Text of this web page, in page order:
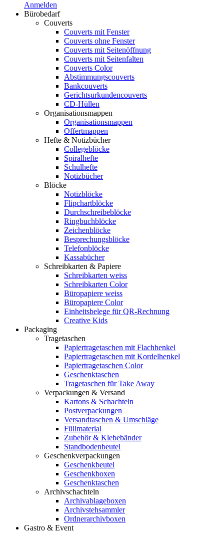
Anmelden
Bürobedarf
Couverts
Couverts mit Fenster
Couverts ohne Fenster
Couverts mit Seitenöffnung
Couverts mit Seitenfalten
Couverts Color
Abstimmungscouverts
Bankcouverts
Gerichtsurkundencouverts
CD-Hüllen
Organisationsmappen
Organisationsmappen
Offertmappen
Hefte & Notizbücher
Collegeblöcke
Spiralhefte
Schulhefte
Notizbücher
Blöcke
Notizblöcke
Flipchartblöcke
Durchschreibeblöcke
Ringbuchblöcke
Zeichenblöcke
Besprechungsblöcke
Telefonblöcke
Kassabücher
Schreibkarten & Papiere
Schreibkarten weiss
Schreibkarten Color
Büropapiere weiss
Büropapiere Color
Einheitsbelege für QR-Rechnung
Creative Kids
Packaging
Tragetaschen
Papiertragetaschen mit Flachhenkel
Papiertragetaschen mit Kordelhenkel
Papiertragetaschen Color
Geschenktaschen
Tragetaschen für Take Away
Verpackungen & Versand
Kartons & Schachteln
Postverpackungen
Versandtaschen & Umschläge
Füllmaterial
Zubehör & Klebebänder
Standbodenbeutel
Geschenkverpackungen
Geschenkbeutel
Geschenkboxen
Geschenktaschen
Archivschachteln
Archivablageboxen
Archivstehsammler
Ordnerarchivboxen
Gastro & Event